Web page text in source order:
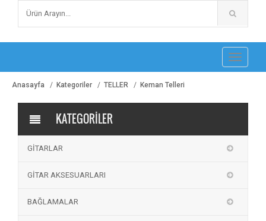
Toggle
Anasayfa Kategoriler TELLER Keman Telleri
KATEGORİLER
GİTARLAR
GİTAR AKSESUARLARI
BAĞLAMALAR